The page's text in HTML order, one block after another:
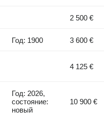
2 500 €
Год: 1900 3 600 €
4 125 €
Год: 2026,
состояние:
новый
10 900 €